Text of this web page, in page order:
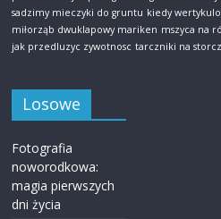
sadzimy mieczyki do gruntu kiedy
miłorząb dwuklapowy mariken mszyca na
jak przedluzyc zywotnosc tarczniki na
Losowe
Fotografia
noworodkowa:
magia pierwszych
dni życia